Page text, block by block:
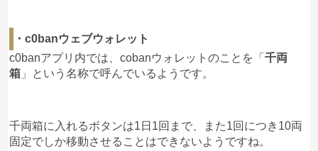
・c0banウェブウォレット
c0banアプリ内では、cobanウォレットのことを「千両
箱 」という名称で呼んでいるようです。
千両箱に入れるボタンは1日1回まで、また1回につき10両
固定でしか移動させることはできないようですね。